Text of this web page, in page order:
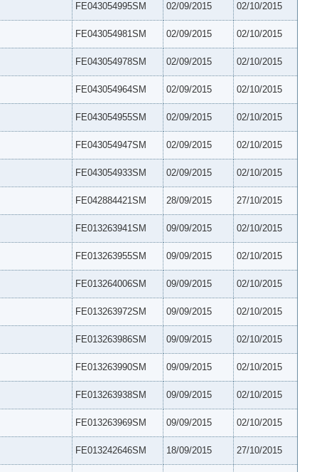
FE043054995SM 02/09/2015 02/10/2015
FE043054981SM 02/09/2015 02/10/2015
FE043054978SM 02/09/2015 02/10/2015
FE043054964SM 02/09/2015 02/10/2015
FE043054955SM 02/09/2015 02/10/2015
FE043054947SM 02/09/2015 02/10/2015
FE043054933SM 02/09/2015 02/10/2015
FE042884421SM 28/09/2015 27/10/2015
FE013263941SM 09/09/2015 02/10/2015
FE013263955SM 09/09/2015 02/10/2015
FE013264006SM 09/09/2015 02/10/2015
FE013263972SM 09/09/2015 02/10/2015
FE013263986SM 09/09/2015 02/10/2015
FE013263990SM 09/09/2015 02/10/2015
FE013263938SM 09/09/2015 02/10/2015
FE013263969SM 09/09/2015 02/10/2015
FE013242646SM 18/09/2015 27/10/2015